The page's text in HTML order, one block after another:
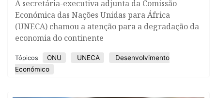
A secretária-executiva adjunta da Comissão
Económica das Nações Unidas para África
(UNECA) chamou a atenção para a degradação da
economia do continente
Tópicos ONU UNECA
Desenvolvimento
Económico